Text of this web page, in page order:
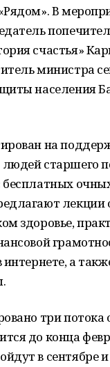
В
счастья»
министра
населения
на
старшего
лекции
здоровье,
интернете, а
три потока
до конца
в сентябре и